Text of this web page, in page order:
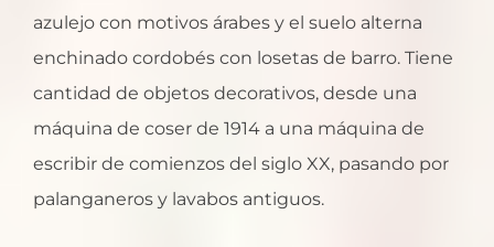
azulejo con motivos árabes y el suelo alterna
enchinado cordobés con losetas de barro. Tiene
cantidad de objetos decorativos, desde una
máquina de coser de 1914 a una máquina de
escribir de comienzos del siglo XX, pasando por
palanganeros y lavabos antiguos.